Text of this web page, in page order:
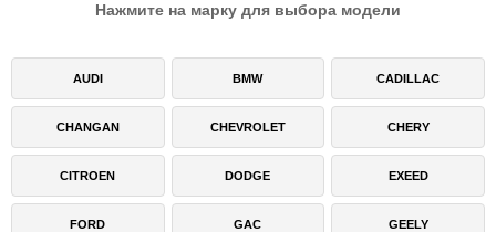
Нажмите на марку для выбора модели
AUDI BMW CADILLAC
CHANGAN CHEVROLET CHERY
CITROEN DODGE EXEED
FORD GAC GEELY